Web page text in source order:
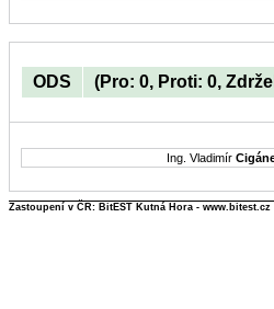
ODS (Pro: 0, Proti: 0,
Ing. Vladimír
Zastoupení v ČR: BitEST Kutná Hora - www.bitest.cz